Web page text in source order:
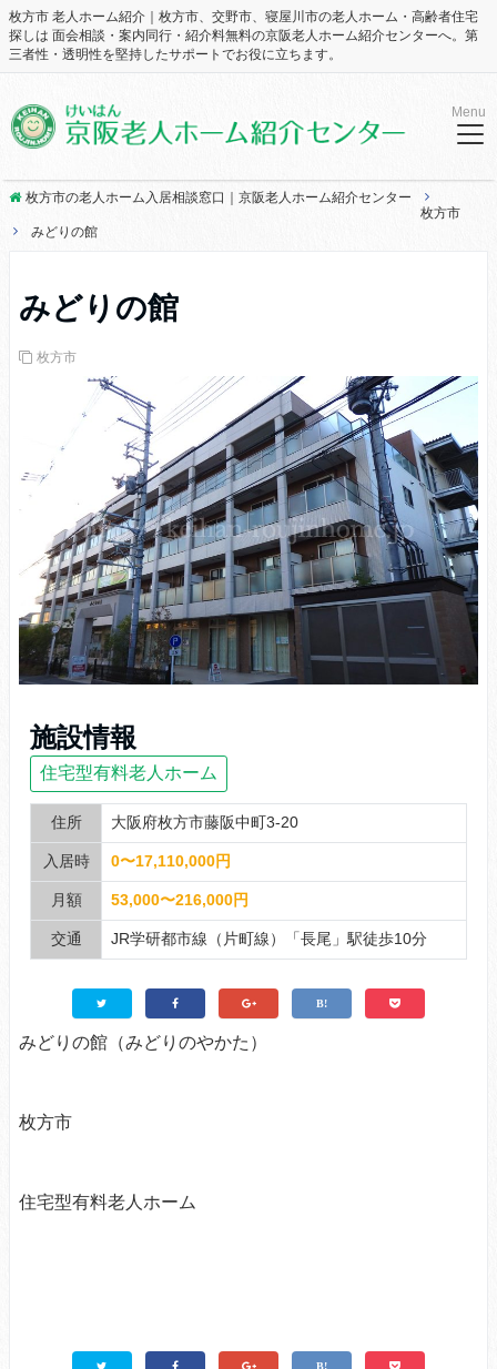
枚方市 老人ホーム紹介｜枚方市、交野市、寝屋川市の老人ホーム・高齢者住宅
探しは 面会相談・案内同行・紹介料無料の京阪老人ホーム紹介センターへ。第
三者性・透明性を堅持したサポートでお役に立ちます。
Menu
枚方市の老人ホーム入居相談窓口｜京阪老人ホーム紹介センター
枚方市
みどりの館
みどりの館
枚方市
施設情報
住宅型有料老人ホーム
住所 大阪府枚方市藤阪中町3-20
入居時 0〜17,110,000円
月額 53,000〜216,000円
交通 JR学研都市線（片町線）「長尾」駅徒歩10分
みどりの館（みどりのやかた）
枚方市
住宅型有料老人ホーム